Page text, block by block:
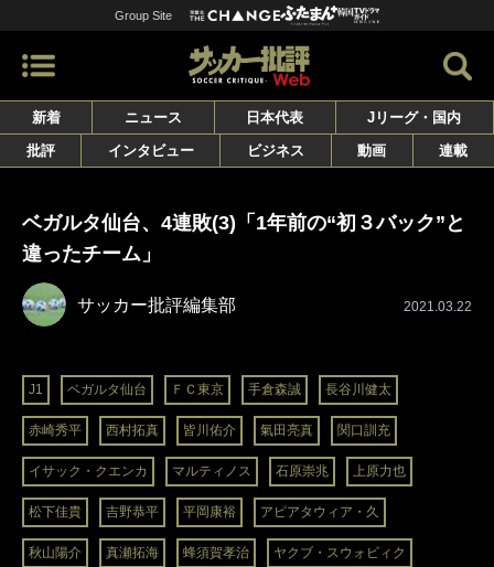
Group Site
新着 ニュース 日本代表
Jリーグ・国内
批評
インタビュー ビジネス 動画 連載
ベガルタ仙台、4連敗(3)「1年前の“初３バック”と
違ったチーム」
サッカー批評編集部 2021.03.22
J1 ベガルタ仙台 ＦＣ東京 手倉森誠 長谷川健太
赤崎秀平 西村拓真 皆川佑介 氣田亮真 関口訓充
イサック・クエンカ マルティノス 石原崇兆 上原力也
松下佳貴 吉野恭平 平岡康裕 アピアタウィア・久
秋山陽介 真瀬拓海 蜂須賀孝治 ヤクブ・スウォビィク